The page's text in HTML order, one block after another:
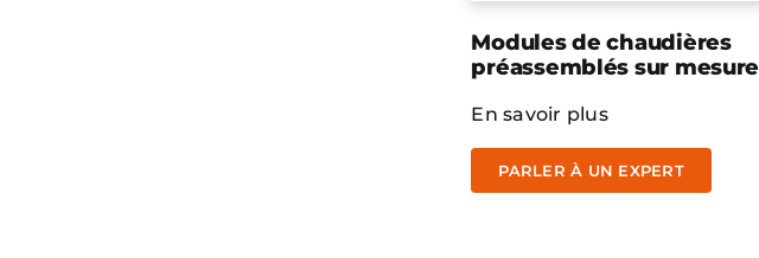
Modules de chaudières
préassemblés sur mesure
En savoir plus
PARLER À UN EXPERT